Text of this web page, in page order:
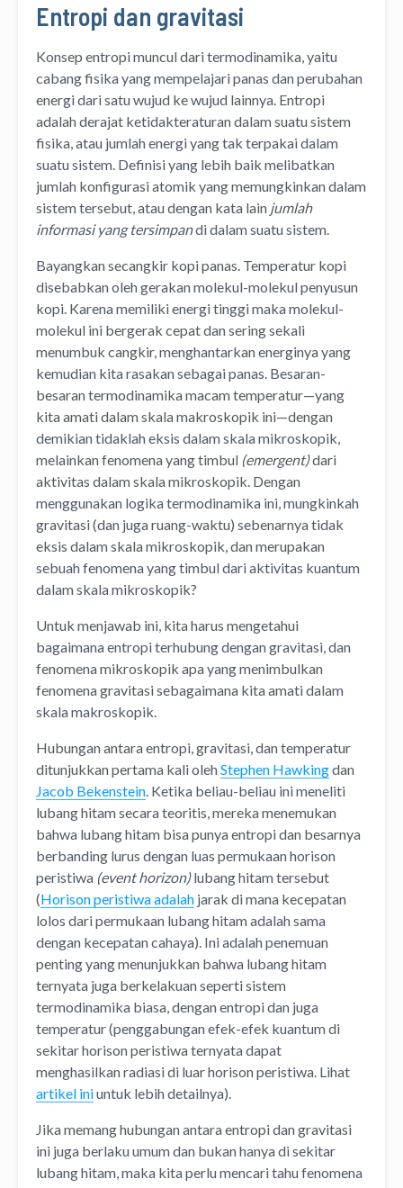
Entropi dan gravitasi
Konsep entropi muncul dari termodinamika, yaitu
cabang fisika yang mempelajari panas dan perubahan
energi dari satu wujud ke wujud lainnya. Entropi
adalah derajat ketidakteraturan dalam suatu sistem
fisika, atau jumlah energi yang tak terpakai dalam
suatu sistem. Definisi yang lebih baik melibatkan
jumlah konfigurasi atomik yang memungkinkan dalam
sistem tersebut, atau dengan kata lain jumlah
informasi yang tersimpandi dalam suatu sistem.
Bayangkan secangkir kopi panas. Temperatur kopi
disebabkan oleh gerakan molekul-molekul penyusun
kopi. Karena memiliki energi tinggi maka molekul-
molekul ini bergerak cepat dan sering sekali
menumbuk cangkir, menghantarkan energinya yang
kemudian kita rasakan sebagai panas. Besaran-
besaran termodinamika macam temperatur—yang
kita amati dalam skala makroskopik ini—dengan
demikian tidaklah eksis dalam skala mikroskopik,
melainkan fenomena yang timbul (emergent)dari
aktivitas dalam skala mikroskopik. Dengan
menggunakan logika termodinamika ini, mungkinkah
gravitasi (dan juga ruang-waktu) sebenarnya tidak
eksis dalam skala mikroskopik, dan merupakan
sebuah fenomena yang timbul dari aktivitas kuantum
dalam skala mikroskopik?
Untuk menjawab ini, kita harus mengetahui
bagaimana entropi terhubung dengan gravitasi, dan
fenomena mikroskopik apa yang menimbulkan
fenomena gravitasi sebagaimana kita amati dalam
skala makroskopik.
Hubungan antara entropi, gravitasi, dan temperatur
ditunjukkan pertama kali olehStephen Hawkingdan
Jacob Bekenstein. Ketika beliau-beliau ini meneliti
lubang hitam secara teoritis, mereka menemukan
bahwa lubang hitam bisa punya entropi dan besarnya
berbanding lurus dengan luas permukaan horison
peristiwa (event horizon)lubang hitam tersebut
(Horison peristiwa adalah jarak di mana kecepatan
lolos dari permukaan lubang hitam adalah sama
dengan kecepatan cahaya). Ini adalah penemuan
penting yang menunjukkan bahwa lubang hitam
ternyata juga berkelakuan seperti sistem
termodinamika biasa, dengan entropi dan juga
temperatur (penggabungan efek-efek kuantum di
sekitar horison peristiwa ternyata dapat
menghasilkan radiasi di luar horison peristiwa. Lihat
artikel iniuntuk lebih detailnya).
Jika memang hubungan antara entropi dan gravitasi
ini juga berlaku umum dan bukan hanya di sekitar
lubang hitam, maka kita perlu mencari tahu fenomena